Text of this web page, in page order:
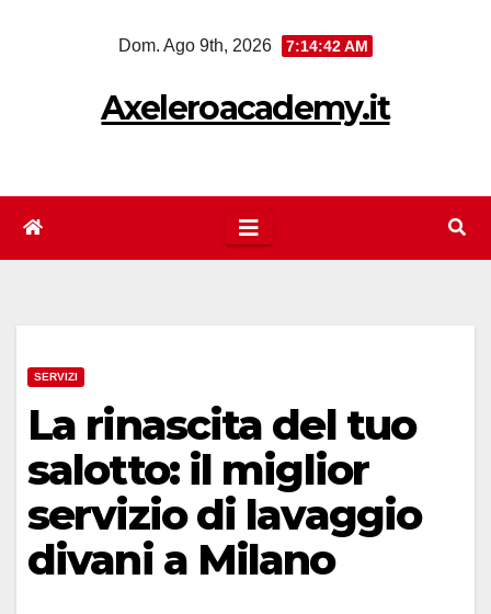
Dom. Ago 9th, 2026 7:14:43 AM
Axeleroacademy.it
SERVIZI
La rinascita del tuo
salotto: il miglior
servizio di lavaggio
divani a Milano